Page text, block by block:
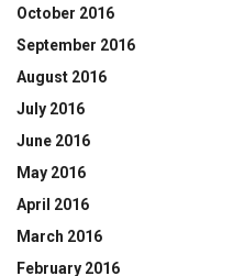
October 2016
September 2016
August 2016
July 2016
June 2016
May 2016
April 2016
March 2016
February 2016